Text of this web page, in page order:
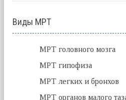
Виды МРТ
МРТ головного мозга
МРТ гипофиза
МРТ легких и бронхов
МРТ органов малого